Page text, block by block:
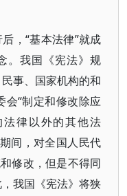
，“基本法律”就成
。我国《宪法》规
事、国家机构的和
会“制定和修改除应
律以外的其他法
间，对全国人民代
修改，但是不得同
我国《宪法》将狭